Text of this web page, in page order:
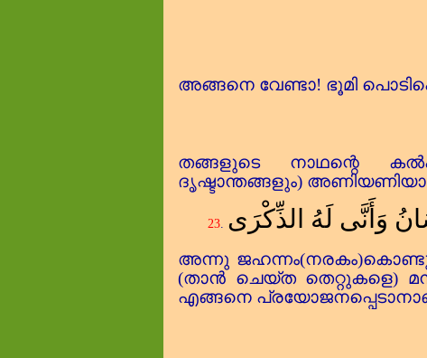
അങ്ങനെ വേണ്ടാ! ഭൂമി
തങ്ങളുടെ നാഥന്റെ
ദൃഷ്ടാന്തങ്ങളും)
23 وَأَنَّى لَهُ الذِّكْرَى
അന്നു
(താൻ ചെയ്ത
എങ്ങനെ